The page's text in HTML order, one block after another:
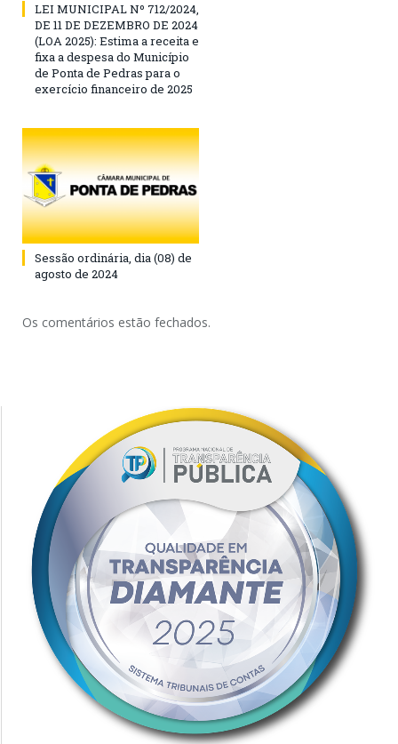
LEI MUNICIPAL Nº 712/2024,
DE 11 DE DEZEMBRO DE 2024
(LOA 2025): Estima a receita e
fixa a despesa do Município
de Ponta de Pedras para o
exercício financeiro de 2025
Sessão ordinária, dia (08) de
agosto de 2024
Os comentários estão fechados.